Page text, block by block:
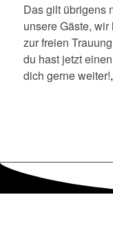
Das gilt übrigens
unsere Gäste,
zur freien
du hast jetzt
dich gerne weiter!